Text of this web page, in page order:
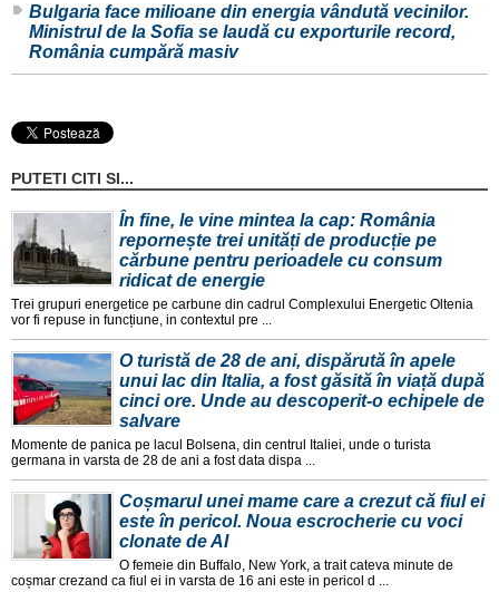
Bulgaria face milioane din energia vândută vecinilor.
Ministrul de la Sofia se laudă cu exporturile record,
România cumpără masiv
PUTETI CITI SI...
În fine, le vine mintea la cap: România
repornește trei unități de producție pe
cărbune pentru perioadele cu consum
ridicat de energie
Trei grupuri energetice pe carbune din cadrul Complexului Energetic Oltenia
vor fi repuse in funcțiune, in contextul pre ...
O turistă de 28 de ani, dispărută în apele
unui lac din Italia, a fost găsită în viață după
cinci ore. Unde au descoperit-o echipele de
salvare
Momente de panica pe lacul Bolsena, din centrul Italiei, unde o turista
germana in varsta de 28 de ani a fost data dispa ...
Coșmarul unei mame care a crezut că fiul ei
este în pericol. Noua escrocherie cu voci
clonate de AI
O femeie din Buffalo, New York, a trait cateva minute de
coșmar crezand ca fiul ei in varsta de 16 ani este in pericol d ...